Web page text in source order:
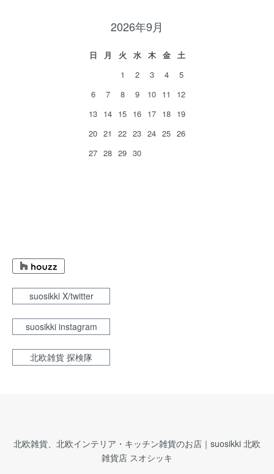
2026年9月
日 月 火 水 木 金
土
1
2 3 4
5
6
7 8 9 10 11
12
13 14 15 16 17 18 19
20 21 22 23 24 25 26
27 28 29 30
suosikki X/twitter
suosikki instagram
北欧雑貨 探検隊
北欧雑貨、北欧インテリア・キッチン雑貨のお店｜suosikki 北欧
雑貨店 スオシッキ